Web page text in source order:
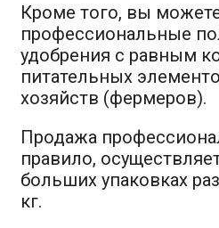
Кроме того, вы
профессиональные
удобрения с равным
питательных
хозяйств (фермеров).
Продажа
правило,
больших упаковках
кг.